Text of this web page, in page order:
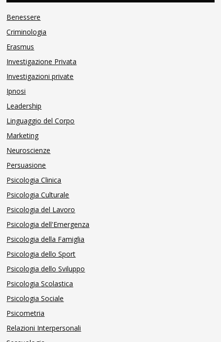
Benessere
Criminologia
Erasmus
Investigazione Privata
Investigazioni private
Ipnosi
Leadership
Linguaggio del Corpo
Marketing
Neuroscienze
Persuasione
Psicologia Clinica
Psicologia Culturale
Psicologia del Lavoro
Psicologia dell'Emergenza
Psicologia della Famiglia
Psicologia dello Sport
Psicologia dello Sviluppo
Psicologia Scolastica
Psicologia Sociale
Psicometria
Relazioni Interpersonali